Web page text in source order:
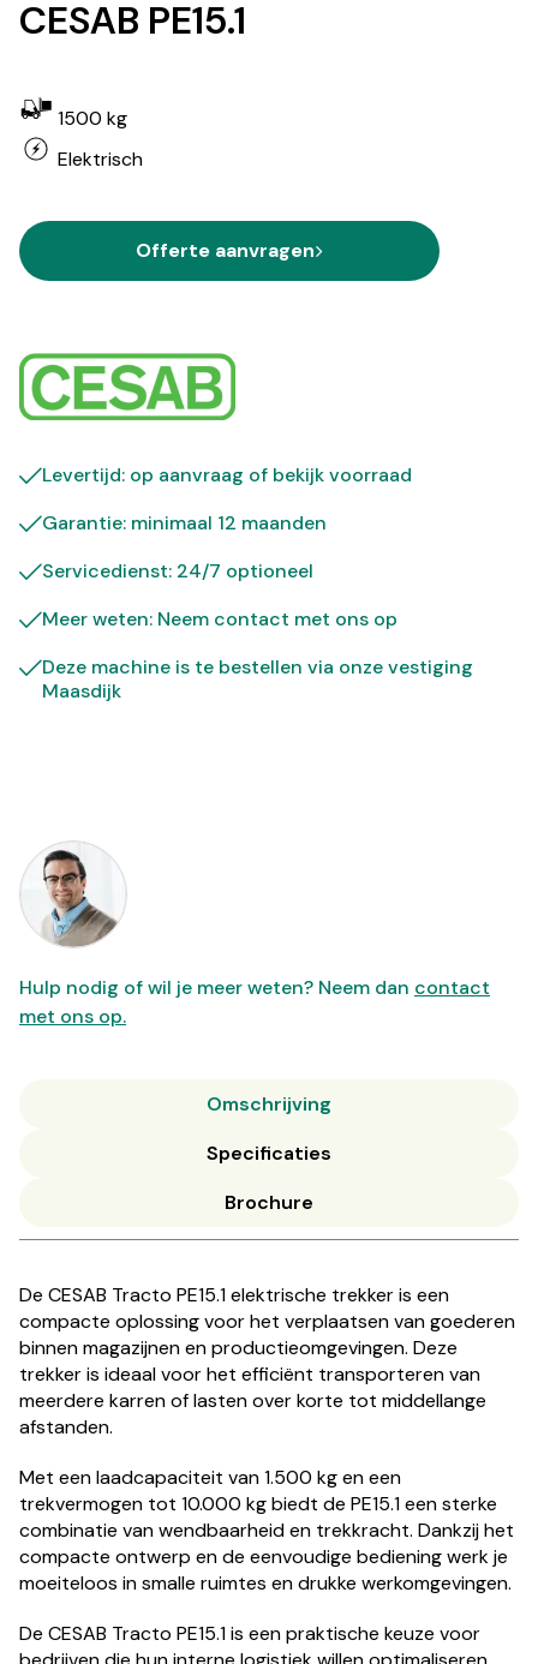
CESAB PE15.1
1500 kg
Elektrisch
Offerte aanvragen
Levertijd: op aanvraag of bekijkvoorraad
Garantie: minimaal 12 maanden
Servicedienst: 24/7 optioneel
Meer weten: Neem contact met ons op
Deze machine is te bestellen via onze vestiging
Maasdijk
Hulp nodig of wil je meer weten? Neem dan contact
met ons op.
Omschrijving
Specificaties
Brochure
De CESAB Tracto PE15.1 elektrische trekker is een
compacte oplossing voor het verplaatsen van goederen
binnen magazijnen en productieomgevingen. Deze
trekker is ideaal voor het efficiënt transporteren van
meerdere karren of lasten over korte tot middellange
afstanden.
Met een laadcapaciteit van 1.500 kg en een
trekvermogen tot 10.000 kg biedt de PE15.1 een sterke
combinatie van wendbaarheid en trekkracht. Dankzij het
compacte ontwerp en de eenvoudige bediening werk je
moeiteloos in smalle ruimtes en drukke werkomgevingen.
De CESAB Tracto PE15.1 is een praktische keuze voor